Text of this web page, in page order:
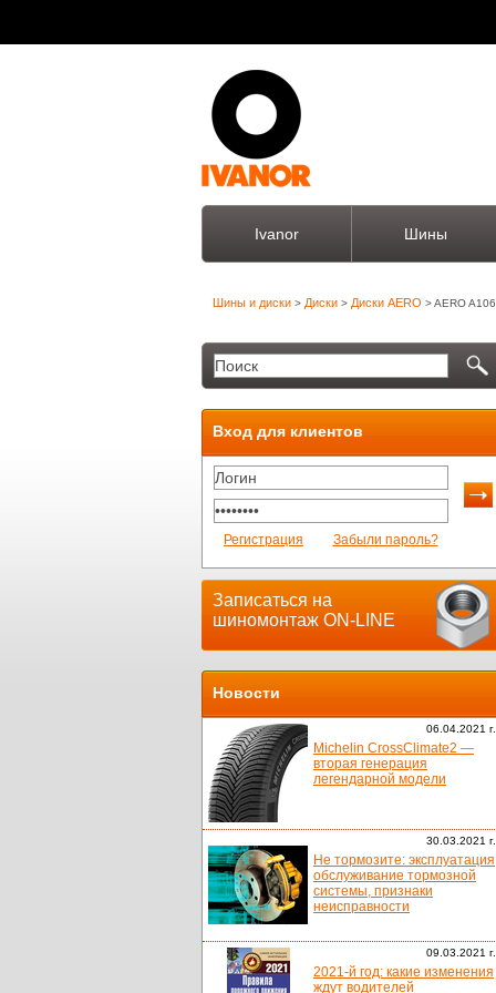
Ivanor Шины
Шины и диски > Диски > Диски AERO > AERO
Вход для клиентов
Регистрация Забыли пароль?
Записаться на
шиномонтаж ON-LINE
Новости
06.04.2021 г.
Michelin CrossClimate2 —
вторая генерация
легендарной модели
30.03.2021 г.
Не тормозите:
обслуживание тормозной
системы, признаки
неисправности
09.03.2021 г.
2021-й год: какие изменения
ждут водителей